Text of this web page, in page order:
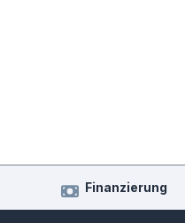
Finanzierung